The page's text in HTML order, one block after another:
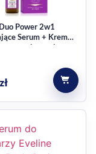
Power 2w1
Serum + Krem
do
zł